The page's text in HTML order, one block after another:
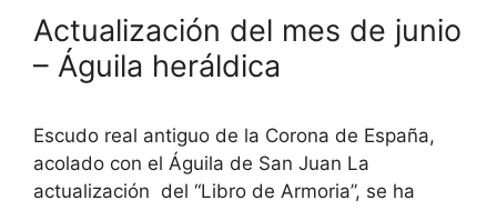
Actualización del mes de junio
– Águila heráldica
Escudo real antiguo de la Corona de España,
acolado con el Águila de San Juan La
actualización del “Libro de Armoria”, se ha